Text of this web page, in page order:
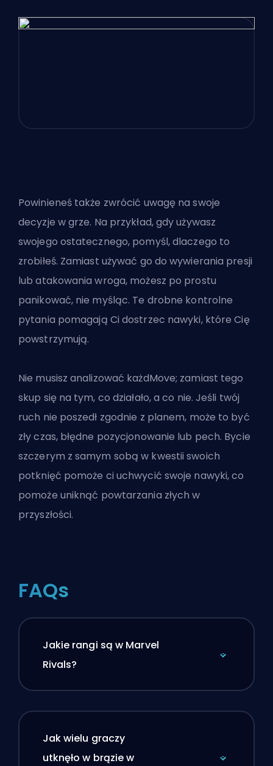
Powinieneś także zwrócić uwagę na swoje
decyzje w grze. Na przykład, gdy używasz
swojego ostatecznego, pomyśl, dlaczego to
zrobiłeś. Zamiast używać go do wywierania presji
lub atakowania wroga, możesz po prostu
panikować, nie myśląc. Te drobne kontrolne
pytania pomagają Ci dostrzec nawyki, które Cię
powstrzymują.
Nie musisz analizować każdMove; zamiast tego
skup się na tym, co działało, a co nie. Jeśli twój
ruch nie poszedł zgodnie z planem, może to być
zły czas, błędne pozycjonowanie lub pech. Bycie
szczerym z samym sobą w kwestii swoich
potknięć pomoże ci uchwycić swoje nawyki, co
pomoże uniknąć powtarzania złych w
przyszłości.
FAQs
Jakie rangi są w Marvel
Rivals?
Jak wielu graczy
utknęło w brązie w